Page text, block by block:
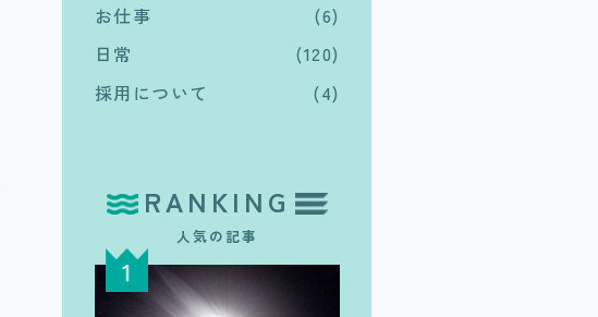
お仕事
(6)
日常
(120)
採用について
(4)
RANKING
人気の記事